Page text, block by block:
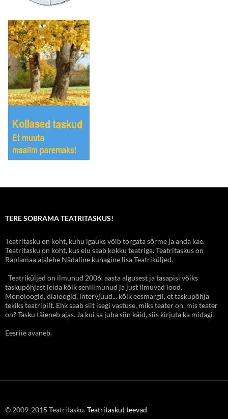
TERE SOBRAMA TEATRITASKUS!
Teatritasku on koht, kuhu igaüks võib torgata sõrme ja anda käe.
Teatritasku on koht, kus elu saab kokku teatriga. Teatritaskus on
Raplamaa ajalehe Nädaline kunagine lisa Teatriküljed.
Teatriküljed on ilmunud 2006. aasta algusest ja tasapisi võiks
taskupõhjast leida kõik seniilmunud ja just ilmuvad lood.
Monoloogid, dialoogid, intervjuud... kõik eesmärgil, et taskupõhja
tekiks teatripilt. Ehk saab siit isegi vastuse, miks teater on, mis teater
on? Tasku täieneb ajas. Ja kui sa juba siin käid, siis kirjuta ka midagi!
Eesriie avaneb.
© 2009-2015 Teatritasku.Teatritaskut teevad